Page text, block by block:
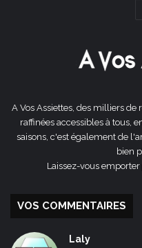
A Vos Assiettes, des milliers
raffinées accessibles à tous,
saisons, c'est également de
bien
Laissez-vous
VOS COMMENTAIRES
Laly